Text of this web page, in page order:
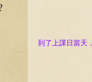
到了上課日當天，